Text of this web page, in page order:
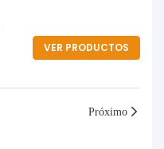
VER PRODUCTOS
Próximo